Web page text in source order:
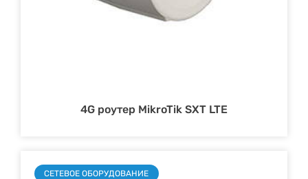
4G роутер MikroTik SXT LTE
СЕТЕВОЕ ОБОРУДОВАНИЕ